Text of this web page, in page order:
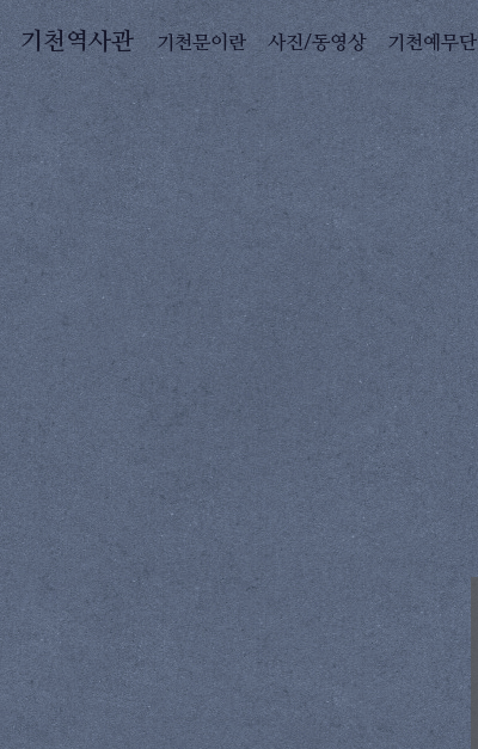
기천역사관 기천문이란 사진/동영상 기천예무단